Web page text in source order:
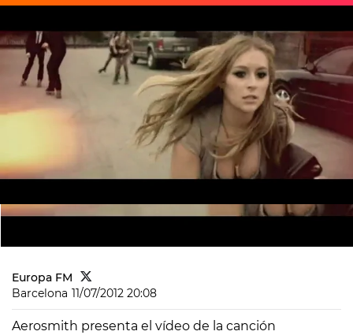
Europa FM
Barcelona 11/07/2012 20:08
Aerosmith presenta el vídeo de la canción